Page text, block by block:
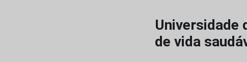
Universidade
de vida